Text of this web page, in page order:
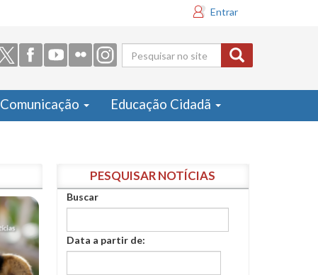
Entrar
Formulário
de busca
Comunicação Educação Cidadã
PESQUISAR NOTÍCIAS
Buscar
Data a partir de: